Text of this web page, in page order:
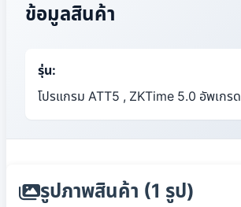
ข้อมูลสินค้า
รุ่น:
โปรแกรม ATT5 , ZKTime 5.0 อัพเกรด
รูปภาพสินค้า (1 รูป)